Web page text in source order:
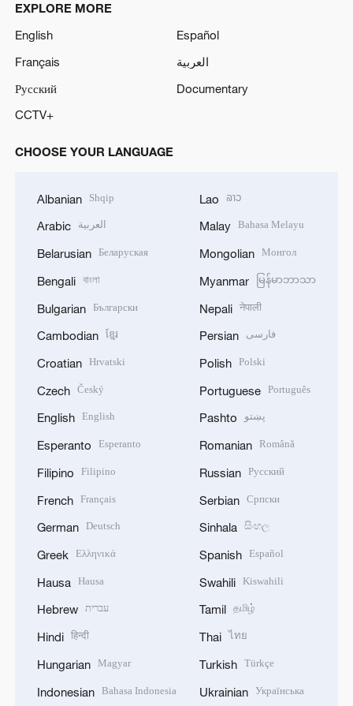
EXPLORE MORE
English
Español
Français
العربية
Русский
Documentary
CCTV+
CHOOSE YOUR LANGUAGE
Albanian Shqip
Arabic العربية
Belarusian Беларуская
Bengali বাংলা
Bulgarian Български
Cambodian ខ្មែរ
Croatian Hrvatski
Czech Český
English English
Esperanto Esperanto
Filipino Filipino
French Français
German Deutsch
Greek Ελληνικά
Hausa Hausa
Hebrew עברית
Hindi हिन्दी
Hungarian Magyar
Indonesian Bahasa Indonesia
Lao ລາວ
Malay Bahasa Melayu
Mongolian Монгол
Myanmar မြန်မာဘာသာ
Nepali नेपाली
Persian فارسی
Polish Polski
Portuguese Português
Pashto پښتو
Romanian Română
Russian Русский
Serbian Српски
Sinhala සිංහල
Spanish Español
Swahili Kiswahili
Tamil தமிழ்
Thai ไทย
Turkish Türkçe
Ukrainian Українська